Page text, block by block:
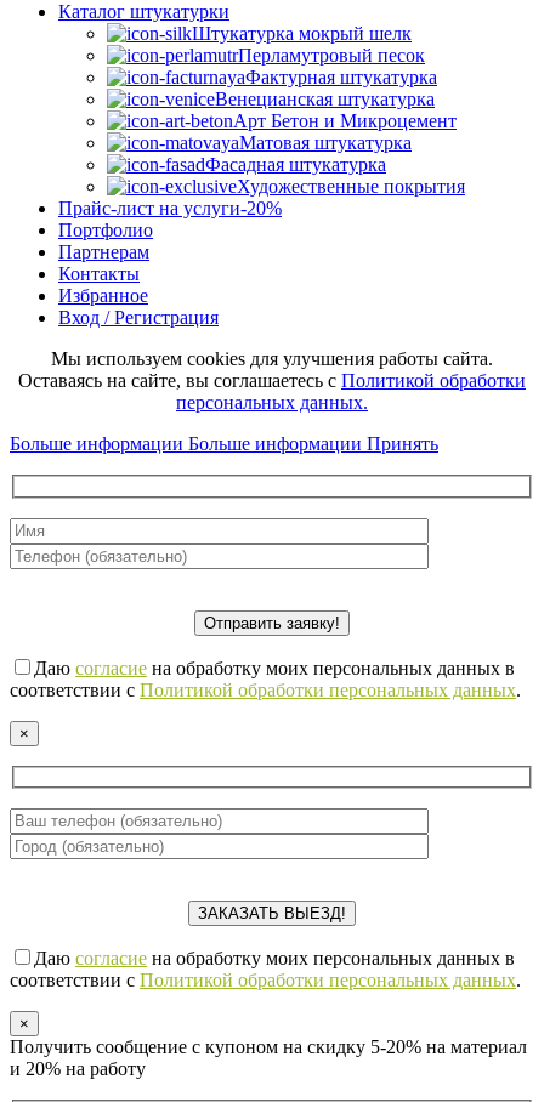
Каталог штукатурки
Штукатурка мокрый шелк
Перламутровый песок
Фактурная штукатурка
Венецианская штукатурка
Арт Бетон и Микроцемент
Матовая штукатурка
Фасадная штукатурка
Художественные покрытия
Прайс-лист на услуги-20%
Портфолио
Партнерам
Контакты
Избранное
Вход / Регистрация
Мы используем cookies для улучшения работы сайта.
Оставаясь на сайте, вы соглашаетесь с Политикой обработки
персональных данных.
Больше информации Больше информации Принять
Даю согласие на обработку моих персональных данных в
соответствии с Политикой обработки персональных данных.
×
Даю согласие на обработку моих персональных данных в
соответствии с Политикой обработки персональных данных.
×
Получить сообщение с купоном на скидку 5-20% на материал
и 20% на работу